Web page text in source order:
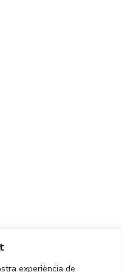
experiència de
106)